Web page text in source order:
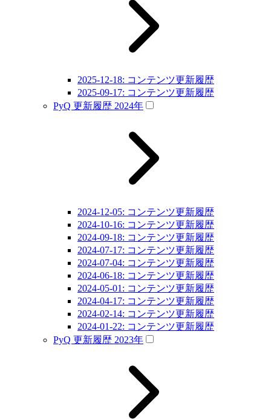
2025-12-18: コンテンツ更新履歴
2025-09-17: コンテンツ更新履歴
PyQ 更新履歴 2024年
2024-12-05: コンテンツ更新履歴
2024-10-16: コンテンツ更新履歴
2024-09-18: コンテンツ更新履歴
2024-07-17: コンテンツ更新履歴
2024-07-04: コンテンツ更新履歴
2024-06-18: コンテンツ更新履歴
2024-05-01: コンテンツ更新履歴
2024-04-17: コンテンツ更新履歴
2024-02-14: コンテンツ更新履歴
2024-01-22: コンテンツ更新履歴
PyQ 更新履歴 2023年